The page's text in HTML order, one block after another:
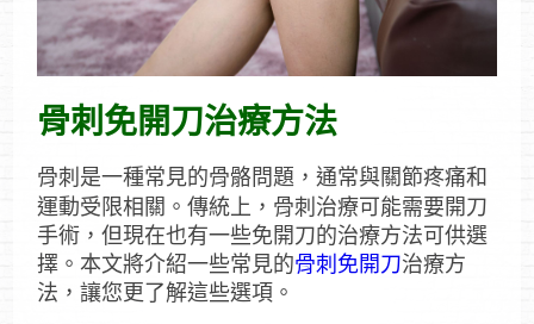
骨刺免開刀治療方法
骨刺是一種常見的骨骼問題，通常與關節疼痛和
運動受限相關。傳統上，骨刺治療可能需要開刀
手術，但現在也有一些免開刀的治療方法可供選
擇。本文將介紹一些常見的骨刺免開刀治療方
法，讓您更了解這些選項。